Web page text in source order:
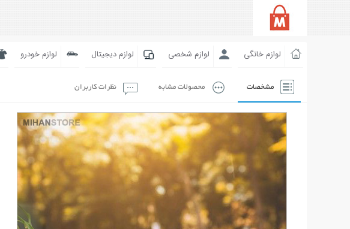
لوازم خانگی لوازم شخصی لوازم دیجیتال لوازم خودرو
مشخصات محصولات مشابه نظرات کاربران